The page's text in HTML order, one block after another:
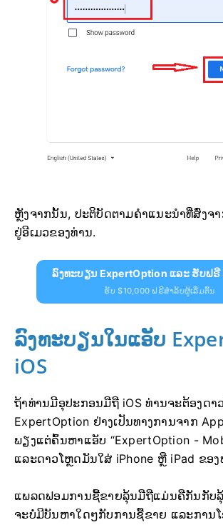
ຫຼັງຈາກນັ້ນ, ປະຕິບັດຕາມຄຳແນະນຳທີ່ສົ່ງຈ
ຢູ່ອີເມວຂອງທ່ານ.
ລົງທະບຽນ ExpertOption ແລະ ຮັບຟ
ຮັບ $10,000 ຟຣີສຳລັບຜູ້ເລີ່ມຕົ້ນ
ລົງທະບຽນໃນແອັບ
iOS
ຖ້າທ່ານມີອຸປະກອນມືຖື iOS ທ່ານຈະຕ້ອງດ
ExpertOption ຢ່າງເປັນທາງການຈາກ
ພຽງແຕ່ຄົ້ນຫາແອັບ “ExpertOption -
ແລະດາວໂຫຼດມັນໃສ່ iPhone ຫຼື iPad ຂອງ
ແພລດຟອມການຊື້ຂາຍລຸ້ນມືຖືແມ່ນຄືກັນກັບລຸ້
ຈະບໍ່ມີບັນຫາໃດໆກັບການຊື້ຂາຍ ແລະການໂ